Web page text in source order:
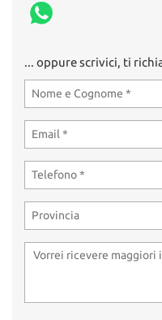
... oppure scrivici, ti